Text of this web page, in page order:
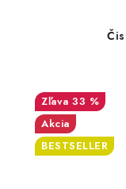
33 %
Akcia
BESTSELLER